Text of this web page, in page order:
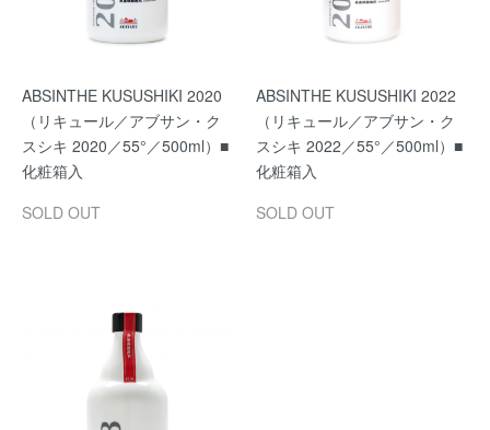
ABSINTHE KUSUSHIKI 2020
（リキュール／アブサン・ク
スシキ 2020／55°／500ml）■
化粧箱入
SOLD OUT
ABSINTHE KUSUSHIKI 2022
（リキュール／アブサン・ク
スシキ 2022／55°／500ml）■
化粧箱入
SOLD OUT